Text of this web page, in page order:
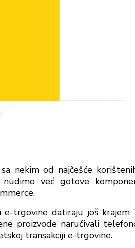
nekim od najčešće
već gotove
e-trgovine datiraju još
proizvode naručivali
transakciji e-trgovine.